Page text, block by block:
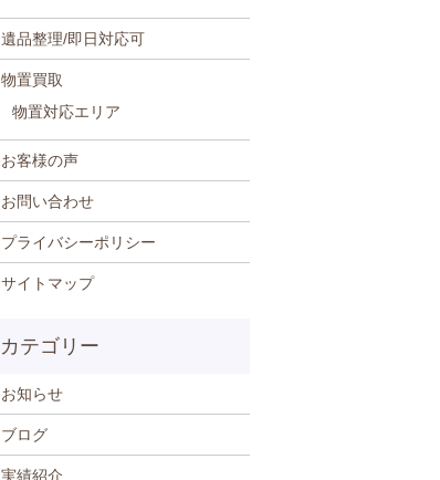
遺品整理/即日対応可
物置買取
物置対応エリア
お客様の声
お問い合わせ
プライバシーポリシー
サイトマップ
お知らせ
ブログ
実績紹介